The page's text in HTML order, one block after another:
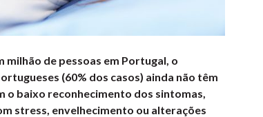
milhão de pessoas em Portugal, o
(60% dos casos) ainda não têm
o baixo reconhecimento dos sintomas,
stress, envelhecimento ou alterações